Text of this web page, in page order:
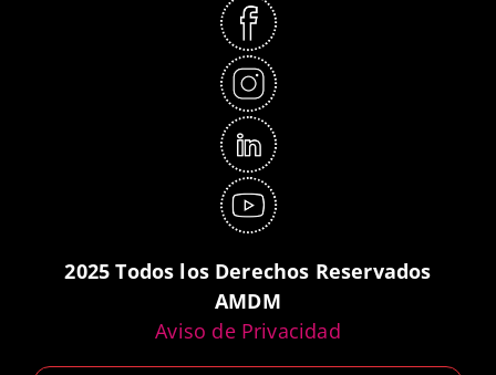
2025 Todos los Derechos Reservados
AMDM
Aviso de Privacidad